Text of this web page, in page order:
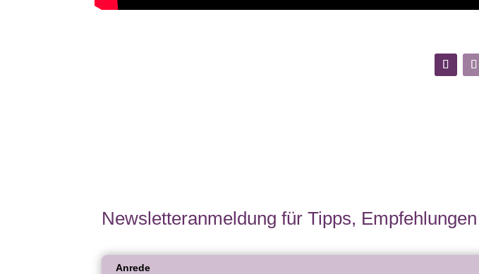
Newsletteranmeldung für Tipps,
Anrede